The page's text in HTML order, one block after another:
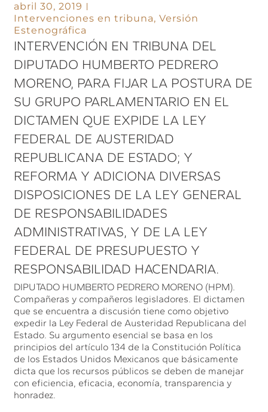
abril 30, 2019
Intervenciones en tribuna,Versión
Estenográfica
INTERVENCIÓN EN TRIBUNA DEL
DIPUTADO HUMBERTO PEDRERO
MORENO, PARA FIJAR LA POSTURA DE
SU GRUPO PARLAMENTARIO EN EL
DICTAMEN QUE EXPIDE LA LEY
FEDERAL DE AUSTERIDAD
REPUBLICANA DE ESTADO; Y
REFORMA Y ADICIONA DIVERSAS
DISPOSICIONES DE LA LEY GENERAL
DE RESPONSABILIDADES
ADMINISTRATIVAS, Y DE LA LEY
FEDERAL DE PRESUPUESTO Y
RESPONSABILIDAD HACENDARIA.
DIPUTADO HUMBERTO PEDRERO MORENO (HPM).
Compañeras y compañeros legisladores. El dictamen
que se encuentra a discusión tiene como objetivo
expedir la Ley Federal de Austeridad Republicana del
Estado. Su argumento esencial se basa en los
principios del artículo 134 de la Constitución Política
de los Estados Unidos Mexicanos que básicamente
dicta que los recursos públicos se deben de manejar
con eficiencia, eficacia, economía, transparencia y
honradez.